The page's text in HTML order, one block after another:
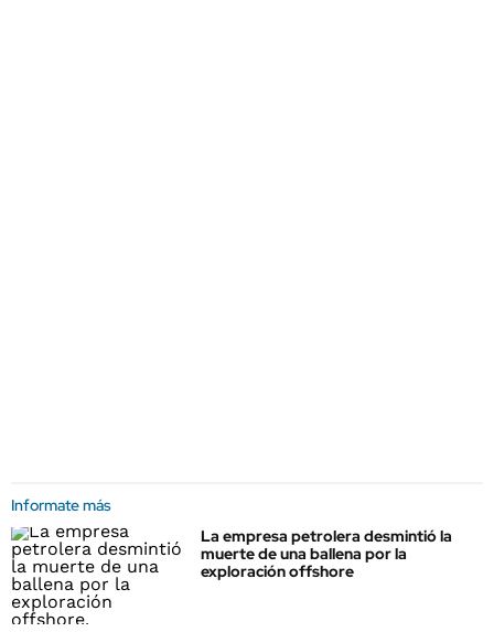
Informate más
La empresa petrolera desmintió la
muerte de una ballena por la
exploración offshore